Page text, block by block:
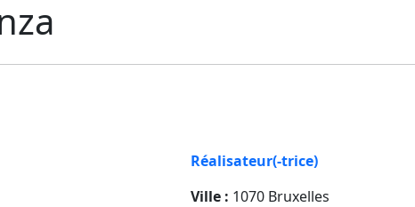
Réalisateur(-trice)
Ville : 1070 Bruxelles